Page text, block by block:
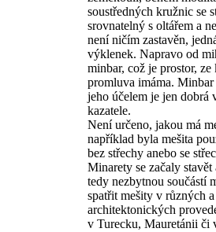
soustředných kružnic se
srovnatelný s oltářem a
není ničím zastavěn,
výklenek. Napravo od
minbar, což je prostor,
promluva imáma.
jeho účelem je jen dobrá
kazatele.
Není určeno, jakou má
například byla mešita
bez střechy anebo se
Minarety se začaly
tedy nezbytnou součástí
spatřit mešity v různých
architektonických
v Turecku, Mauretánii či